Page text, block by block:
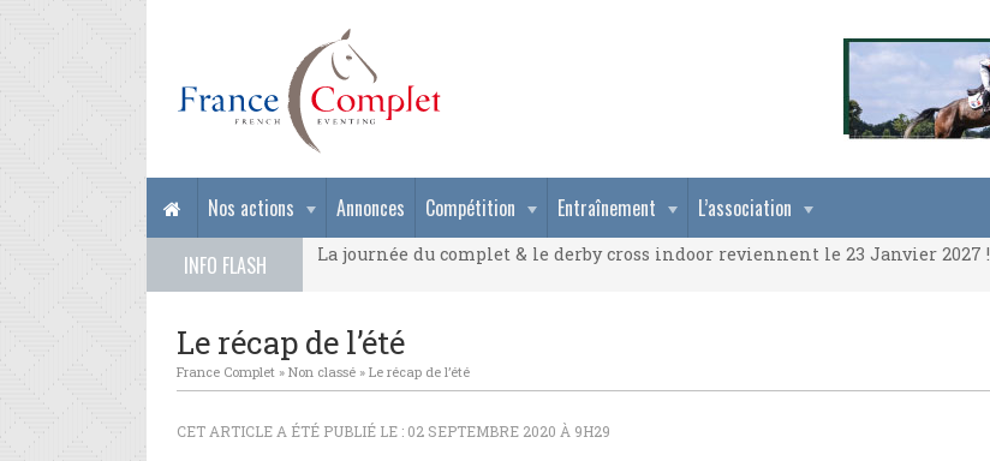
Nos actions Annonces Compétition Entraînement
L’association
INFO FLASH
La journée du complet & le derby cross indoor reviennent le 23 Janvier 2027 !
La journée du complet & le derby cross indoor reviennent le 23 Janvier 2027 !
Le récap de l’été
France Complet » Non classé » Le récap de l’été
CET ARTICLE A ÉTÉ PUBLIÉ LE : 02 SEPTEMBRE 2020 À 9H29